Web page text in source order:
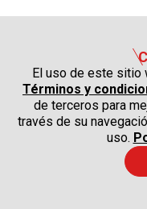
El uso de este sitio
Términos y
de terceros para
través de su
uso.